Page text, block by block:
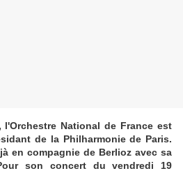
l'Orchestre National de France est
de la Philharmonie de Paris.
en compagnie de Berlioz avec sa
son concert du vendredi 19